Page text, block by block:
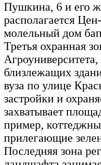
Пушкина, 6 и его
располагается
молельный дом
Третья охранная
близлежащих
вуза по улице
застройки и
захватывает
пример,
прилегающие
Последняя зона